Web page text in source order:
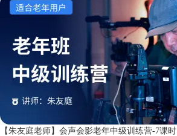
【朱友庭老师】会声会影老年中级训练营-7课时